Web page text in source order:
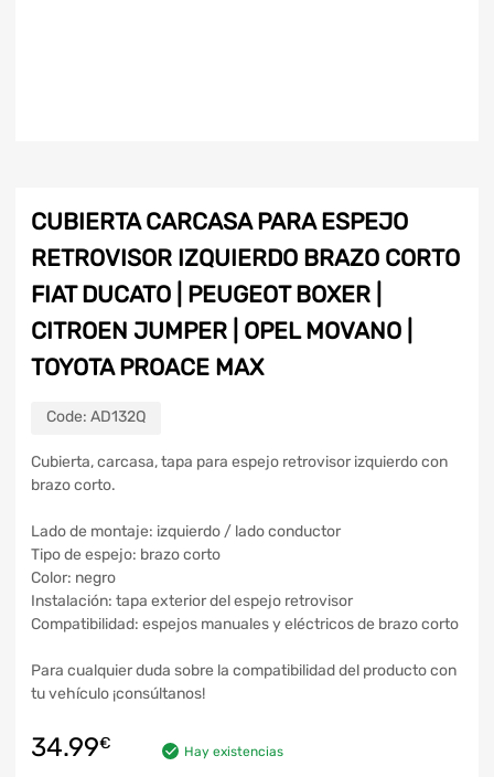
CUBIERTA CARCASA PARA ESPEJO
RETROVISOR IZQUIERDO BRAZO CORTO
FIAT DUCATO | PEUGEOT BOXER |
CITROEN JUMPER | OPEL MOVANO |
TOYOTA PROACE MAX
Code: AD132Q
Cubierta, carcasa, tapa para espejo retrovisor izquierdo con
brazo corto.
Lado de montaje: izquierdo / lado conductor
Tipo de espejo: brazo corto
Color: negro
Instalación: tapa exterior del espejo retrovisor
Compatibilidad: espejos manuales y eléctricos de brazo corto
Para cualquier duda sobre la compatibilidad del producto con
tu vehículo ¡consúltanos!
34.99€ Hay existencias